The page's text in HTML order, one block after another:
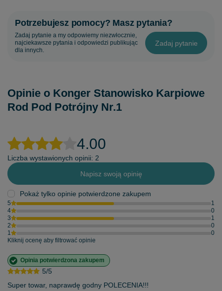
Potrzebujesz pomocy? Masz pytania?
Zadaj pytanie a my odpowiemy niezwłocznie,
najciekawsze pytania i odpowiedzi publikując
dla innych.
Zadaj pytanie
Opinie o Konger Stanowisko Karpiowe
Rod Pod Potrójny Nr.1
4.00
Liczba wystawionych opinii: 2
Napisz swoją opinię
Pokaż tylko opinie potwierdzone zakupem
5
1
4
0
3
1
2
0
1
0
Kliknij ocenę aby filtrować opinie
5/5
Opinia potwierdzona zakupem
Super towar, naprawdę godny POLECENIA!!!